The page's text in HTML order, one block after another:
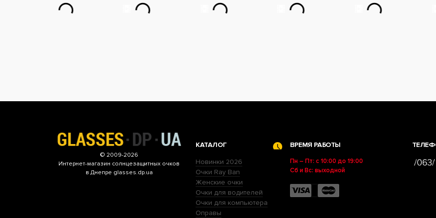
© 2009-2026
Интернет-магазин солнцезащитных очков
в Днепре glasses.dp.ua
КАТАЛОГ
Новинки 2026
Очки Ray Ban
Женские очки
Очки для водителей
Очки для компьютера
Оправы
ВРЕМЯ РАБОТЫ
Пн – Пт: с 10:00 до 19:00
Сб и Вс: выходной